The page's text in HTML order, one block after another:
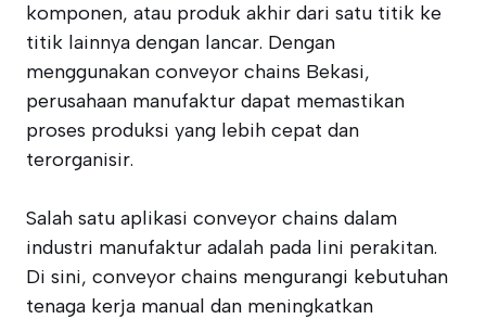
komponen, atau produk akhir dari satu titik ke
titik lainnya dengan lancar. Dengan
menggunakan conveyor chains Bekasi,
perusahaan manufaktur dapat memastikan
proses produksi yang lebih cepat dan
terorganisir.
Salah satu aplikasi conveyor chains dalam
industri manufaktur adalah pada lini perakitan.
Di sini, conveyor chains mengurangi kebutuhan
tenaga kerja manual dan meningkatkan